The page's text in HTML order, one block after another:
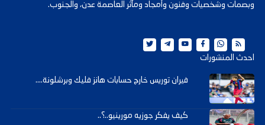
وبصمات وشخصيات وفنون وأمجاد ومآثر العاصمة عدن، والجنوب.
احدث المنشورات
فيران توريس خارج حسابات هانز فليك وبرشلونة....
كيف يفكر جوزيه مورينيو..؟..